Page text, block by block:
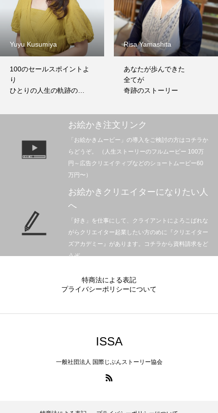
Yuyu Kusumiya
100のセールスポイントよ
り
ひとりの人生の軌跡の
Risa Yamashita
あなたが歩んできた
全てが
奇跡のストーリー
お絵かき注文リンク
「お絵かきムービー」の導入をご検討の方はコチラか
らどうぞ。 （人生ストーリーのフルムービー 100万
円～広告クリエイティブなどのショートムービー60
万円〜）
お絵かきクリエイターになりたい人
へ
「好き」を仕事にして、クライアントによろこばれな
がらクリエイター起業したい方のめに『クリエイター
ズアカデミー』があります。コチラから資料請求をど
うぞ。
特商法による表記
プライバシーポリシーについて
ISSA
一般社団法人 国際じぶんストーリー協会